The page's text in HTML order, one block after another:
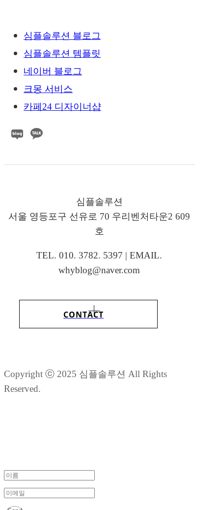
심플솔루션 블로그
심플솔루션 템플릿
네이버 블로그
크몽 서비스
카페24 디자이너샵
심플솔루션
서울 영등포구 선유로 70 우리벤처타운2 609
호
TEL. 010. 3782. 5397 | EMAIL.
whyblog@naver.com
CONTACT
Copyright ⓒ 2025 심플솔루션 All Rights
Reserved.